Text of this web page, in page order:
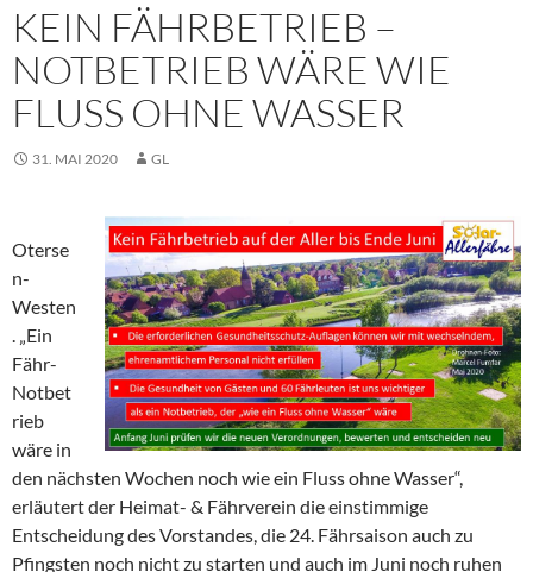
KEIN FÄHRBETRIEB –
NOTBETRIEB WÄRE WIE
FLUSS OHNE WASSER
31. MAI 2020 GL
Oterse
n-
Westen
. „Ein
Fähr-
Notbet
rieb
wäre in
den nächsten Wochen noch wie ein Fluss ohne Wasser“,
erläutert der Heimat- & Fährverein die einstimmige
Entscheidung des Vorstandes, die 24. Fährsaison auch zu
Pfingsten noch nicht zu starten und auch im Juni noch ruhen